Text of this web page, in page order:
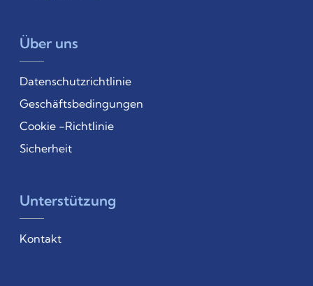
Über uns
Datenschutzrichtlinie
Geschäftsbedingungen
Cookie -Richtlinie
Sicherheit
Unterstützung
Kontakt